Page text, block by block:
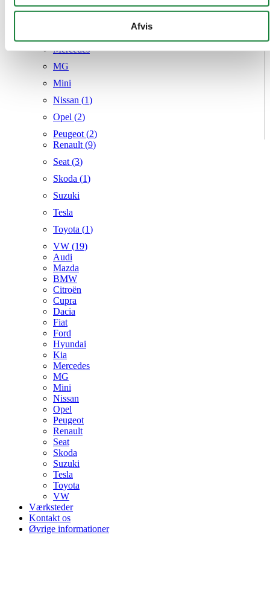
kan kombinere disse data med andre oplysninger, du har
givet dem, eller som de har indsamlet fra din brug af deres
tjenester.
Afvis
Hyundai (8)
Kia (2)
Mercedes
MG
Mini
Nissan (1)
Opel (2)
Peugeot (2)
Renault (9)
Seat (3)
Skoda (1)
Suzuki
Tesla
Toyota (1)
VW (19)
Audi
Mazda
BMW
Citroën
Cupra
Dacia
Fiat
Ford
Hyundai
Kia
Mercedes
MG
Mini
Nissan
Opel
Peugeot
Renault
Seat
Skoda
Suzuki
Tesla
Toyota
VW
Værksteder
Kontakt os
Øvrige informationer